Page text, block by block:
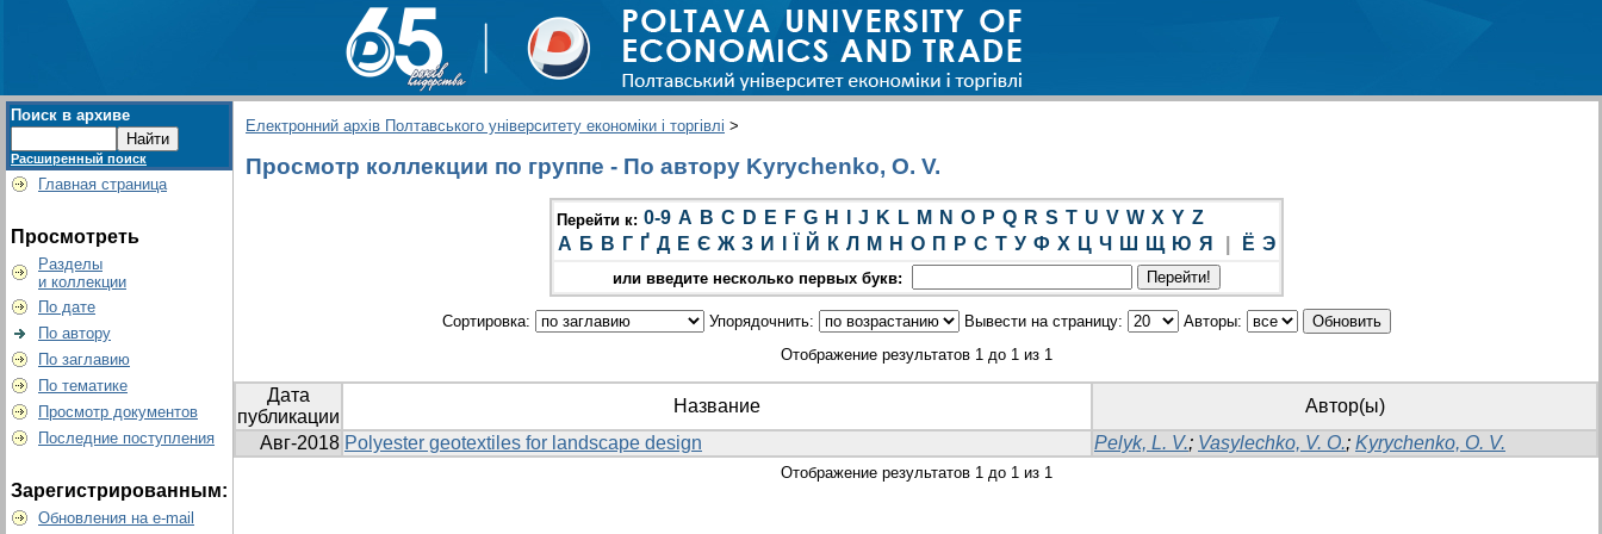
Поиск в архиве
Расширенный поиск
Главная страница
Просмотреть
Разделы
и коллекции
По дате
По автору
По заглавию
По тематике
Просмотр документов
Последние поступления
Зарегистрированным:
Обновления на e-mail
Електронний архів Полтавського університету економіки і торгівлі >
Просмотр коллекции по группе - По автору Kyrychenko, O. V.
Перейти к: 0-9 A B C D E F G H J K L M N O P Q R S T U V W X Y Z
А Б В Г Ґ Д Е Є Ж З И Й К Л М Н О П Р С Т У Ф Х Ц Ч Ш Щ Ю Я Ё Э
или введите несколько первых букв:
Сортировка: Упорядочнить: Вывести на страницу:
Авторы:
Отображение результатов 1 до 1 из 1
Дата
публикации
Название
Автор(ы)
Авг-2018 Polyester geotextiles for landscape design Pelyk, L. V.; Vasylechko, V. O.; Kyrychenko, O. V.
Отображение результатов 1 до 1 из 1